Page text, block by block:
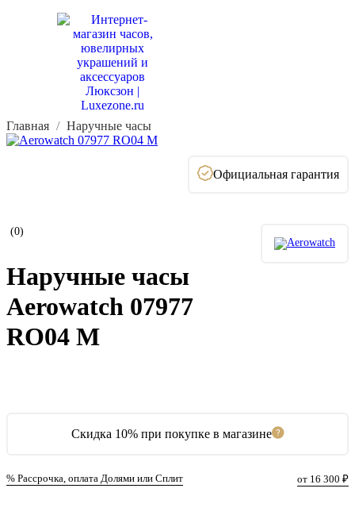
Главная Наручные часы
Официальная гарантия
(0)
Скидка 10% при покупке в магазине
% Рассрочка, оплата Долями или Сплит от 16 300 ₽
Наручные часы
Aerowatch 07977
RO04 M